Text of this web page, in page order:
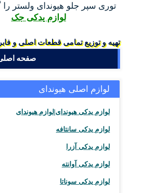
توری سپر جلو هیوندای ولستر را
لوازم یدکی جک
تهیه و توزیع تمامی قطعات اصلی و
صفحه
لوازم اصلی هیوندای
لوازم یدکی هیوندای|لوازم هیوندای
لوازم یدکی سانتافه
لوازم یدکی آزرا
لوازم یدکی آوانته
لوازم یدکی سوناتا